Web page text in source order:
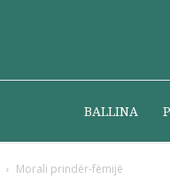
BALLINA
Morali prindër-fëmijë